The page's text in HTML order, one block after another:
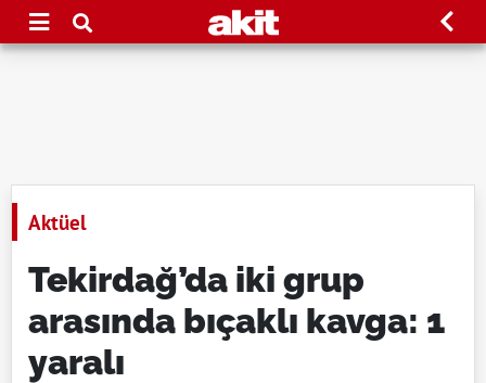
Aktüel
Tekirdağ’da iki grup
arasında bıçaklı kavga: 1
yaralı